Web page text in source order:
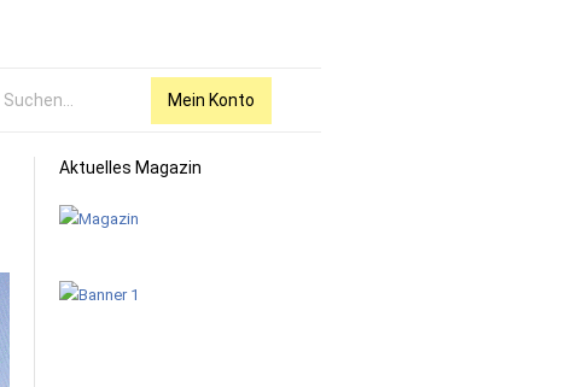
Mein Konto
Aktuelles Magazin